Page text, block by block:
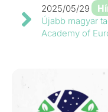
2025/05/29
Újabb magyar
Academy of